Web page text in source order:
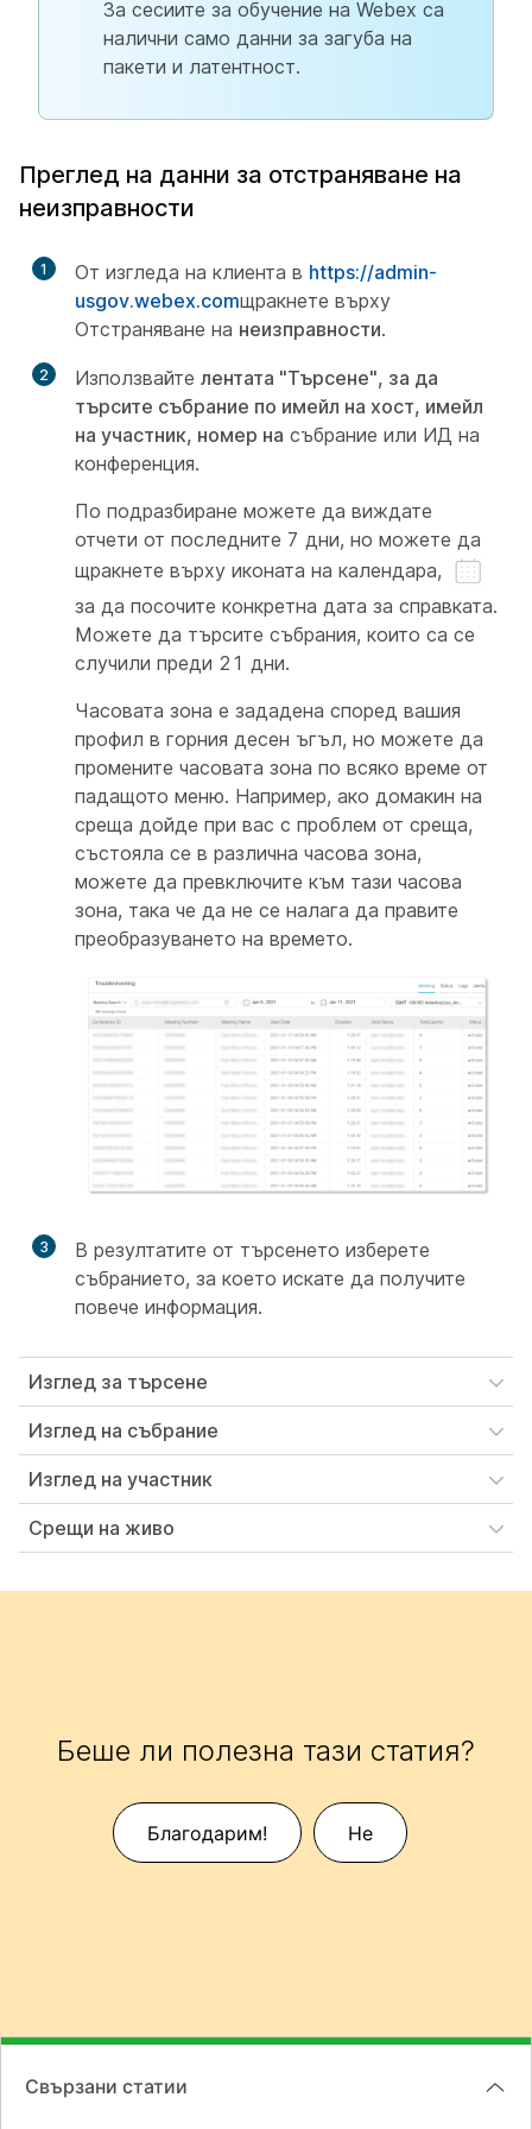
За сесиите за обучение на Webex са
налични само данни за загуба на
пакети и латентност.
Преглед на данни за отстраняване на
неизправности
1 От изгледа на клиента в https://admin-
usgov.webex.comщракнете върху
Отстраняване на неизправности.
2 Използвайте лентата "Търсене", за да
търсите събрание по имейл на хост, имейл
на участник, номер на събрание или ИД на
конференция.
По подразбиране можете да виждате
отчети от последните 7 дни, но можете да
щракнете върху иконата на календара,
за да посочите конкретна дата за справката.
Можете да търсите събрания, които са се
случили преди 21 дни.
Часовата зона е зададена според вашия
профил в горния десен ъгъл, но можете да
промените часовата зона по всяко време от
падащото меню. Например, ако домакин на
среща дойде при вас с проблем от среща,
състояла се в различна часова зона,
можете да превключите към тази часова
зона, така че да не се налага да правите
преобразуването на времето.
3
В резултатите от търсенето изберете
събранието, за което искате да получите
повече информация.
Изглед за търсене
Изглед на събрание
Изглед на участник
Срещи на живо
Беше ли полезна тази статия?
Благодарим! Не
Свързани статии